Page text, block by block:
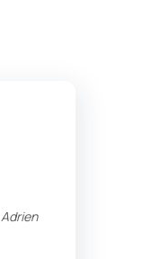
Adrien